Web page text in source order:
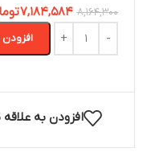
8,164,300
7,184,584
افزودن به